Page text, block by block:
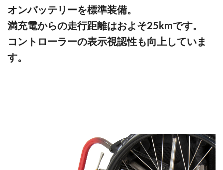
オンバッテリーを標準装備。
満充電からの走行距離はおよそ25kmです。
コントローラーの表示視認性も向上していま
す。